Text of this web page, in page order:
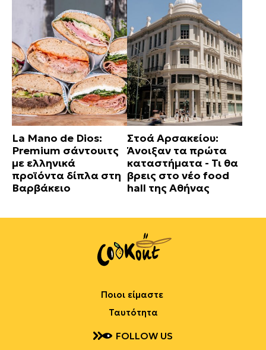
La Mano de Dios:
Premium σάντουιτς
με ελληνικά
προϊόντα δίπλα στη
Βαρβάκειο
Στοά Αρσακείου:
Άνοιξαν τα πρώτα
καταστήματα - Τι θα
βρεις στο νέο food
hall της Αθήνας
Ποιοι είμαστε
Ταυτότητα
FOLLOW US